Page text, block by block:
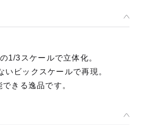
1/3スケールで立体化。
ビックスケールで再現。
きる逸品です。